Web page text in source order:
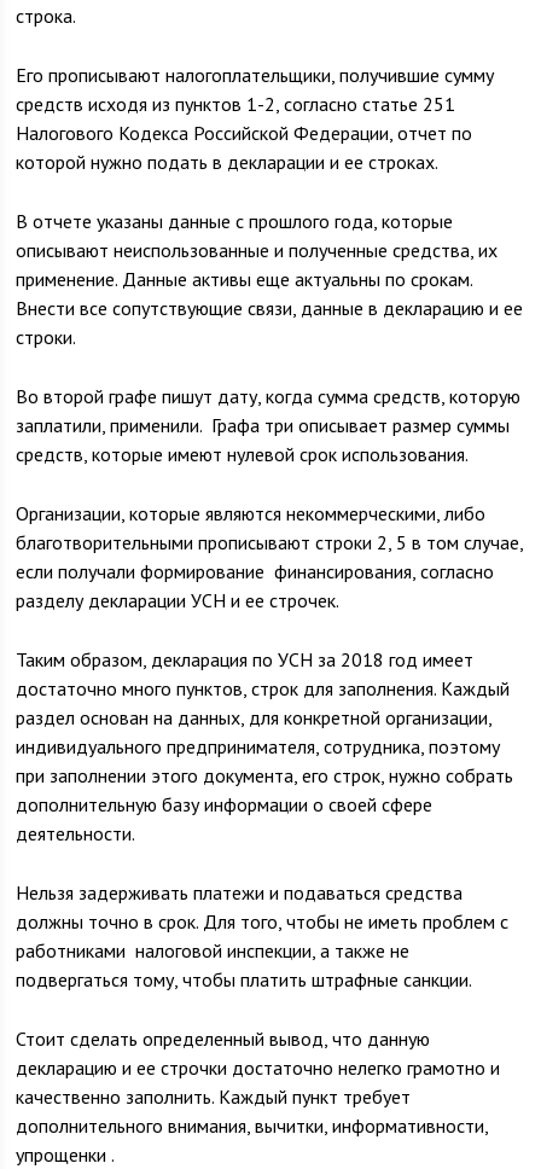
строка.
Его прописывают налогоплательщики, получившие сумму
средств исходя из пунктов 1-2, согласно статье 251
Налогового Кодекса Российской Федерации, отчет по
которой нужно подать в декларации и ее строках.
В отчете указаны данные с прошлого года, которые
описывают неиспользованные и полученные средства, их
применение. Данные активы еще актуальны по срокам.
Внести все сопутствующие связи, данные в декларацию и ее
строки.
Во второй графе пишут дату, когда сумма средств, которую
заплатили, применили. Графа три описывает размер суммы
средств, которые имеют нулевой срок использования.
Организации, которые являются некоммерческими, либо
благотворительными прописывают строки 2, 5 в том случае,
если получали формирование финансирования, согласно
разделу декларации УСН и ее строчек.
Таким образом, декларация по УСН за 2018 год имеет
достаточно много пунктов, строк для заполнения. Каждый
раздел основан на данных, для конкретной организации,
индивидуального предпринимателя, сотрудника, поэтому
при заполнении этого документа, его строк, нужно собрать
дополнительную базу информации о своей сфере
деятельности.
Нельзя задерживать платежи и подаваться средства
должны точно в срок. Для того, чтобы не иметь проблем с
работниками налоговой инспекции, а также не
подвергаться тому, чтобы платить штрафные санкции.
Стоит сделать определенный вывод, что данную
декларацию и ее строчки достаточно нелегко грамотно и
качественно заполнить. Каждый пункт требует
дополнительного внимания, вычитки, информативности,
упрощенки .